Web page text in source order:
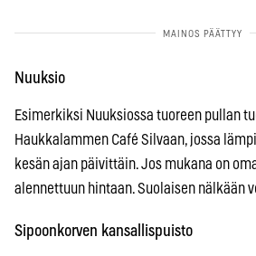
Nuuksio
Esimerkiksi Nuuksiossa tuoreen pullan
Haukkalammen Café Silvaan, jossa
kesän ajan päivittäin. Jos mukana on
alennettuun hintaan. Suolaisen nälkään
Sipoonkorven kansallispuisto